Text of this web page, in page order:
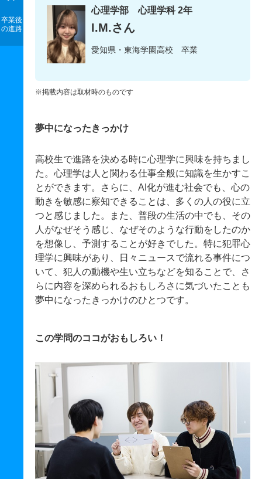
卒業後
の進路
心理学部 心理学科 2年
I.M.さん
愛知県・東海学園高校 卒業
※掲載内容は取材時のものです
夢中になったきっかけ
高校生で進路を決める時に心理学に興味を持ちまし
た。心理学は人と関わる仕事全般に知識を生かすこ
とができます。さらに、AI化が進む社会でも、心の
動きを敏感に察知できることは、多くの人の役に立
つと感じました。また、普段の生活の中でも、その
人がなぜそう感じ、なぜそのような行動をしたのか
を想像し、予測することが好きでした。特に犯罪心
理学に興味があり、日々ニュースで流れる事件につ
いて、犯人の動機や生い立ちなどを知ることで、さ
らに内容を深められるおもしろさに気づいたことも
夢中になったきっかけのひとつです。
この学問のココがおもしろい！